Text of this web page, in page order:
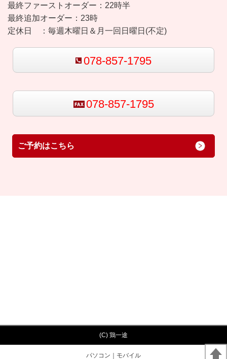
最終ファーストオーダー：22時半
最終追加オーダー：23時
定休日 ： 毎週木曜日＆月一回日曜日(不定)
078-857-1795
078-857-1795
ご予約はこちら
(C) 鶏一途
パソコン ｜モバイル